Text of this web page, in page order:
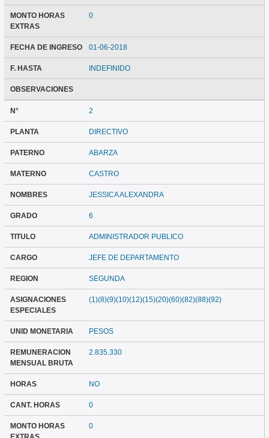
MONTO HORAS
EXTRAS
0
FECHA DE INGRESO 01-06-2018
F. HASTA INDEFINIDO
OBSERVACIONES
N° 2
PLANTA DIRECTIVO
PATERNO ABARZA
MATERNO CASTRO
NOMBRES JESSICA ALEXANDRA
GRADO 6
TITULO ADMINISTRADOR PUBLICO
CARGO JEFE DE DEPARTAMENTO
REGION SEGUNDA
ASIGNACIONES
ESPECIALES
(1)(8)(9)(10)(12)(15)(20)(60)(82)(88)(92)
UNID MONETARIA PESOS
REMUNERACION
MENSUAL BRUTA
2.835.330
HORAS NO
CANT. HORAS 0
MONTO HORAS
0